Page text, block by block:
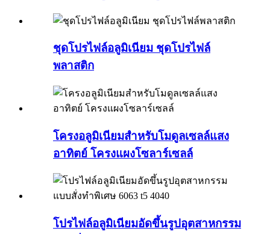
ชุดโปรไฟล์อลูมิเนียม ชุดโปรไฟล์
พลาสติก
โครงอลูมิเนียมสำหรับโมดูลเซลล์แสง
อาทิตย์ โครงแผงโซลาร์เซลล์
โปรไฟล์อลูมิเนียมอัดขึ้นรูปอุตสาหกรรม